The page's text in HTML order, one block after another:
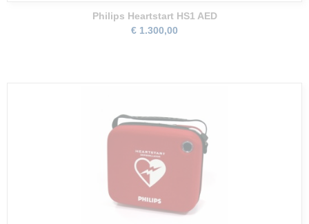
Philips Heartstart HS1 AED
€ 1.300,00